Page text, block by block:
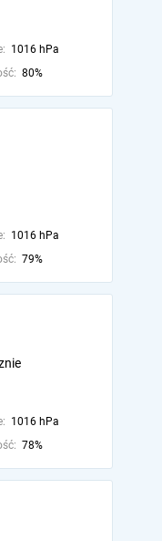
1016 hPa
80%
1016 hPa
79%
1016 hPa
78%